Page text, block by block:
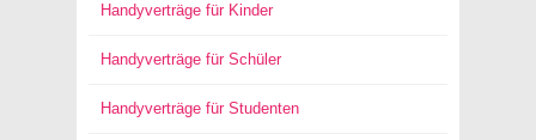
Handyverträge für Kinder
Handyverträge für Schüler
Handyverträge für Studenten